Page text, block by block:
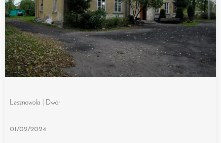
Lesznowola | Dwór
01/02/2024